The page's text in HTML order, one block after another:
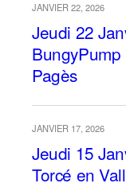
JANVIER 22, 2026
Jeudi 22
Pagès
JANVIER 17, 2026
Jeudi 15
Torcé en